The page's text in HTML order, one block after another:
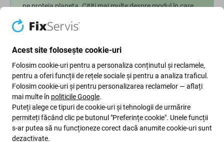
ne proteja planeta. Citiți mai multe despre modul în care
Newsletter Fix
Înscrieți-vă pentru a primi periodic informații despre reduceri și
noutăți din oferta noastră. În același timp, prin trimiterea acestui
formular, confirm că am peste 16 ani
Acest site folosește cookie-uri
Folosim cookie-uri pentru a personaliza conținutul și reclamele,
pentru a oferi funcții de rețele sociale și pentru a analiza traficul.
Folosim cookie-uri și pentru personalizarea reclamelor — aflați
mai multe în politicile Google.
Puteți alege ce tipuri de cookie-uri și tehnologii de urmărire
permiteți făcând clic pe butonul "Preferințe cookie". Unele funcții
s-ar putea să nu funcționeze corect dacă anumite cookie-uri sunt
dezactivate.